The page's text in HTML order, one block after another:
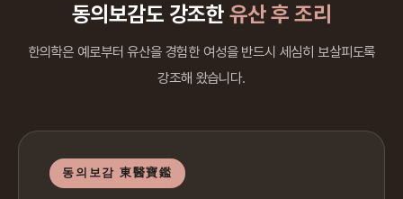
동의보감도 강조한 유산 후 조리
한의학은 예로부터 유산을 경험한 여성을 반드시 세심히 보살피도록
강조해 왔습니다.
동의보감 東醫寶鑑